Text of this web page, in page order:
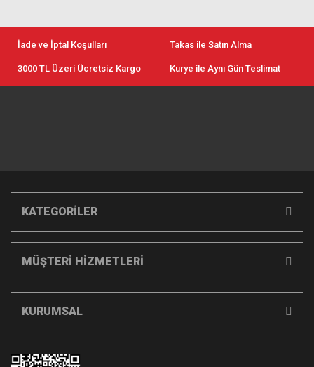
İade ve İptal Koşulları Takas ile Satın Alma
3000 TL Üzeri Ücretsiz Kargo Kurye ile Aynı Gün Teslimat
KATEGORİLER
MÜŞTERİ HİZMETLERİ
KURUMSAL